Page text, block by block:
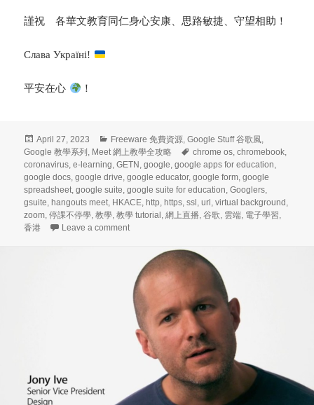
謹祝 各華文教育同仁身心安康、思路敏捷、守望相助！
Слава Україні!
平安在心 ！
Posted
on
April 27, 2023 Categories
Freeware 免費資源,Google Stuff 谷歌風,
Google 教學系列, Meet 網上教學全攻略 Tags
chrome os,chromebook,
coronavirus,e-learning,GETN,google,google apps for education,
google docs,google drive,google educator,google form,google
spreadsheet,google suite,google suite for education,Googlers,
gsuite,hangouts meet, HKACE,http,https,ssl,url,virtual background,
zoom,停課不停學,教學,教學 tutorial,網上直播,谷歌, 雲端, 電子學習,
香港
Leave a commenton Google 教學系列 (101) – Meet 網上教學全